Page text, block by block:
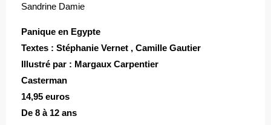
Sandrine Damie
Panique en Egypte
Textes : Stéphanie Vernet , Camille Gautier
Illustré par : Margaux Carpentier
Casterman
14,95 euros
De 8 à 12 ans